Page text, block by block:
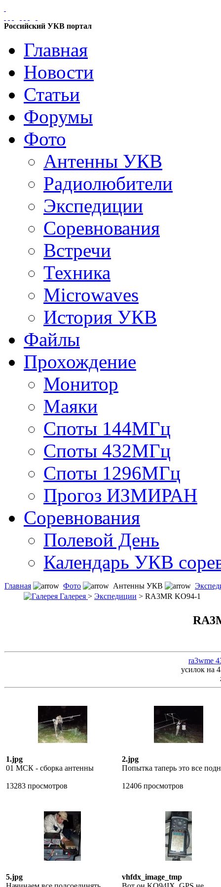
Российский УКВ портал
Главная
Новости
Статьи
Форумы
Фото
Антенны УКВ
Радиолюбители
Экспедиции
Соревнования
Встречи
Техника
Microwaves
История УКВ
Файлы
Прохождение
Монитор
Маяки
Споты 144МГц
Споты 432МГц
Споты 1296МГц
Прогоз ИЗМИРАН
Соревнования
Полевой День
Календарь УКВ
Главная Фото Антенны УКВ
Галерея > Экспедиции > RA3MR KO94-1
ra3wme
усилок на
1.jpg
01 МСК - сборка антенны
13283 просмотров
2.jpg
Попытка таперь это все
12406 просмотров
5.jpg
vhfdx_image_tmp